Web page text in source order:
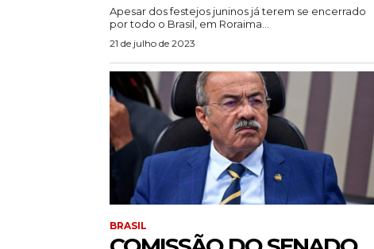
Apesar dos festejos juninos já terem se encerrado
por todo o Brasil, em Roraima...
21 de julho de 2023
BRASIL